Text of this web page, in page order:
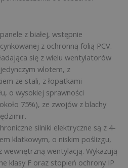
z białej, wstępnie
z ochronną folią PCV.
się z wielu wentylatorów
wlotem, z
ze stali, z łopatkami
o wysokiej sprawności
75%), ze zwojów z blachy
silniki elektryczne są z 4-
klatkowym, o niskim poślizgu,
wentylacją. Wykazują
klasy F oraz stopień ochrony IP